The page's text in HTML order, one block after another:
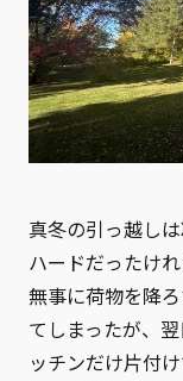
真冬の引っ越し
ハードだったけ
無事に荷物を降
てしまったが、
ッチンだけ片付